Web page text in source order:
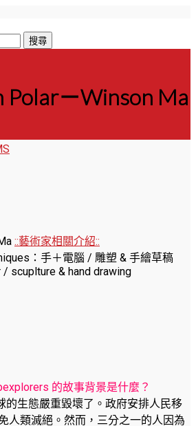
Polar－Winson Ma
::藝術家相關介紹::
：手＋電腦 / 雕塑 & 手繪草稿
/ scuplture & hand drawing
的故事背景是什麼？
的生態嚴重毀壞了。政府安排人民移
人類滅絕。然而，三分之一的人因為